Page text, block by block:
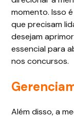
momento. Isso
que precisam
desejam
essencial para
nos concursos.
Além disso, a